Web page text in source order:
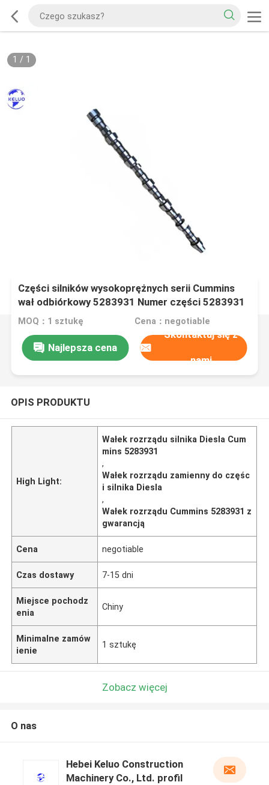
1 / 1
Części silników wysokoprężnych serii Cummins
wał odbiórkowy 5283931 Numer części 5283931
MOQ：1 sztukę Cena：negotiable
Najlepsza cena
Skontaktuj się z
nami
OPIS PRODUKTU
High Light:
Wałek rozrządu silnika Diesla Cum
mins 5283931
,
Wałek rozrządu zamienny do częśc
i silnika Diesla
,
Wałek rozrządu Cummins 5283931 z
gwarancją
Cena negotiable
Czas dostawy 7-15 dni
Miejsce pochodz
enia
Chiny
Minimalne zamów
ienie
1 sztukę
Zobacz więcej
O nas
Hebei Keluo Construction
Machinery Co., Ltd. profil